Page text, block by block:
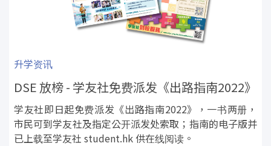
升学资讯
DSE 放榜 - 学友社免费派发《出路指南2022》
学友社即日起免费派发《出路指南2022》，一书两册，
市民可到学友社及指定公开派发处索取；指南的电子版并
已上载至学友社 student.hk 供在线阅读。